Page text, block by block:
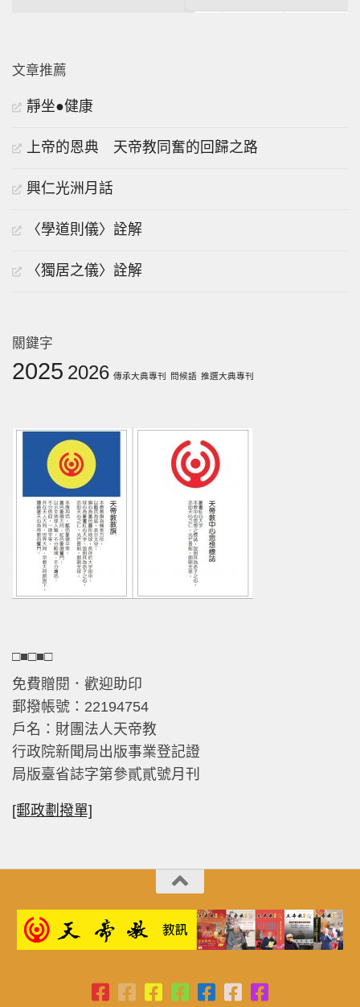
文章推薦
靜坐●健康
上帝的恩典 天帝教同奮的回歸之路
興仁光洲月話
〈學道則儀〉詮解
〈獨居之儀〉詮解
關鍵字
2025 2026 傳承大典專刊 問候語 推選大典專刊
□■□■□
免費贈閱．歡迎助印
郵撥帳號：22194754
戶名：財團法人天帝教
行政院新聞局出版事業登記證
局版臺省誌字第參貳貳號月刊
[郵政劃撥單]